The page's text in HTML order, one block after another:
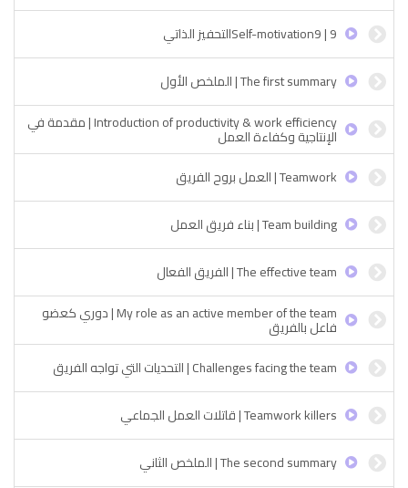
Self-motivation9 | 9التحفيز الذاتي
The first summary | الملخص الأول
Introduction of productivity & work efficiency | مقدمة في
الإنتاجية وكفاءة العمل
Teamwork | العمل بروح الفريق
Team building | بناء فريق العمل
The effective team | الفريق الفعال
My role as an active member of the team | دوري كعضو
فاعل بالفريق
Challenges facing the team | التحديات التي تواجه الفريق
Teamwork killers | قاتلات العمل الجماعي
The second summary | الملخص الثاني